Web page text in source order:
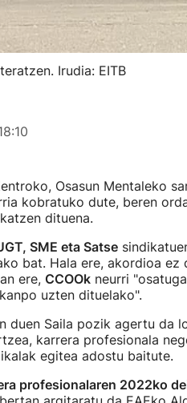
Irudia: EITB
Osasun Mentaleko
kobratuko dute, beren
dituena.
SME eta Satse
bat. Hala ere, akordioa ez
ere, CCOOkneurri
uzten dituelako".
duen Saila pozik agertu da
karrera profesionala
egitea adostu baitute.
profesionalaren 2022ko